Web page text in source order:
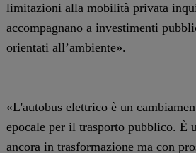
limitazioni alla mobilità privata
accompagnano a investimenti
orientati all’ambiente».
«L'autobus elettrico è un
epocale per il trasporto pubblico. È
ancora in trasformazione ma con